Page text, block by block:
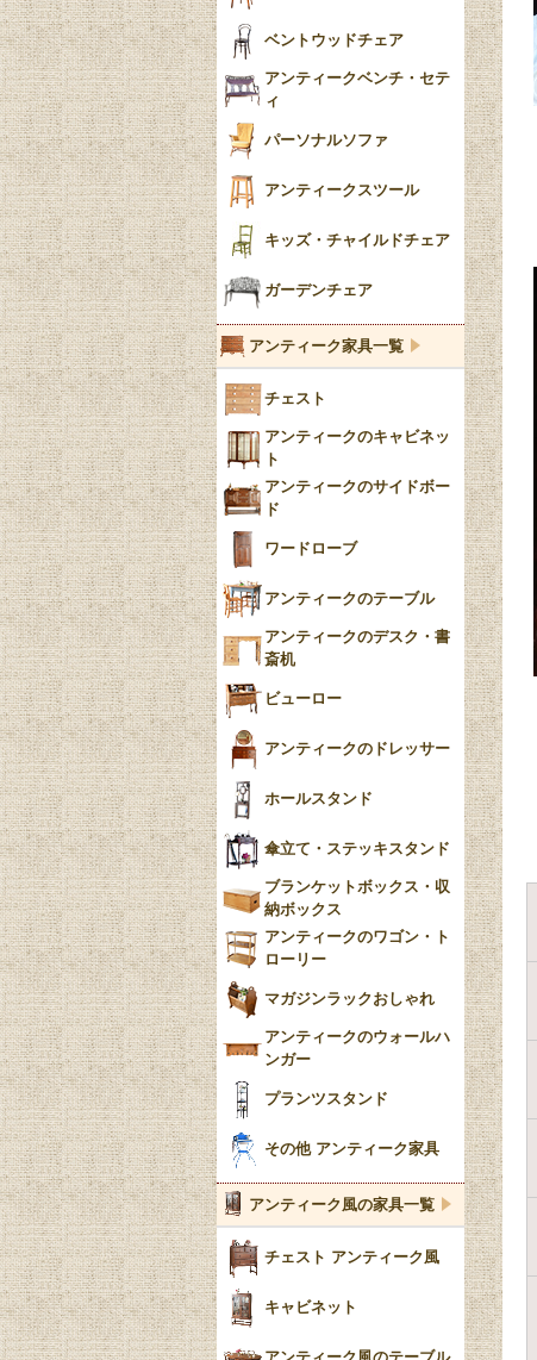
ー
ミラー
花瓶おしゃれ
陶器の人形
キャンドルホルダー
トライポッド
バラスター
陶磁器の模様一覧
イマリ（IMARI）
ブルー＆ホワイト
ブルーウィローパターン
Blue）
YUAN
チンツ
クリノリン
ベントウッドチェア
アンティークベンチ・セテ
ィ
パーソナルソファ
アンティークスツール
キッズ・チャイルドチェア
ガーデンチェア
アンティーク家具一覧
チェスト
アンティークのキャビネッ
ト
アンティークのサイドボー
ド
ワードローブ
アンティークのテーブル
アンティークのデスク・書
斎机
ビューロー
アンティークのドレッサー
ホールスタンド
傘立て・ステッキスタンド
ブランケットボックス・収
納ボックス
アンティークのワゴン・ト
ローリー
マガジンラックおしゃれ
アンティークのウォールハ
ンガー
プランツスタンド
その他 アンティーク家具
アンティーク風の家具一覧
チェスト アンティーク風
キャビネット